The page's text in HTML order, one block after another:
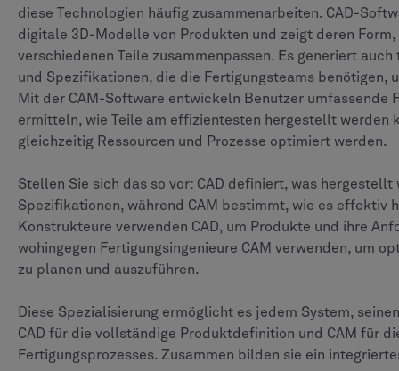
diese Technologien häufig zusammenarbeiten. CAD-
digitale 3D-Modelle von Produkten und zeigt deren Form,
verschiedenen Teile zusammenpassen. Es generiert
und Spezifikationen, die die Fertigungsteams benötigen,
Mit der CAM-Software entwickeln Benutzer umfassende
ermitteln, wie Teile am effizientesten hergestellt werden
gleichzeitig Ressourcen und Prozesse optimiert werden.
Stellen Sie sich das so vor: CAD definiert, was
Spezifikationen, während CAM bestimmt, wie es effektiv
Konstrukteure verwenden CAD, um Produkte und ihre
wohingegen Fertigungsingenieure CAM verwenden, um
zu planen und auszuführen.
Diese Spezialisierung ermöglicht es jedem System,
CAD für die vollständige Produktdefinition und CAM für
Fertigungsprozesses. Zusammen bilden sie ein